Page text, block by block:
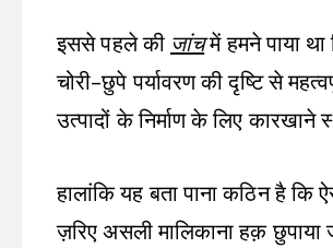
इससे पहले की जांचमें हमने पाया
चोरी-छुपे पर्यावरण की दृष्टि से
उत्पादों के निर्माण के लिए कारखाने
हालांकि यह बता पाना कठिन है
ज़रिए असली मालिकाना हक़